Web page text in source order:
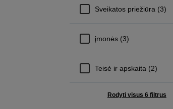
Sveikatos priežiūra (3)
įmonės (3)
Teisė ir apskaita (2)
Rodyti visus 6 filtrus